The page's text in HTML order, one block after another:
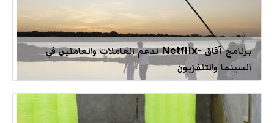
برنامج آفاق -Netflix لدعم العاملات والعاملين في
السينما والتلفزيون